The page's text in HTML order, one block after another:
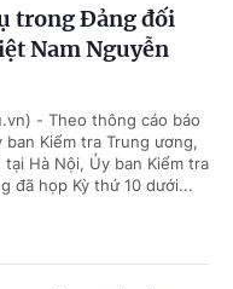
trong Đảng đối
Nam Nguyễn
- Theo thông cáo báo
ban Kiểm tra Trung ương,
tại Hà Nội, Ủy ban Kiểm tra
đã họp Kỳ thứ 10 dưới...